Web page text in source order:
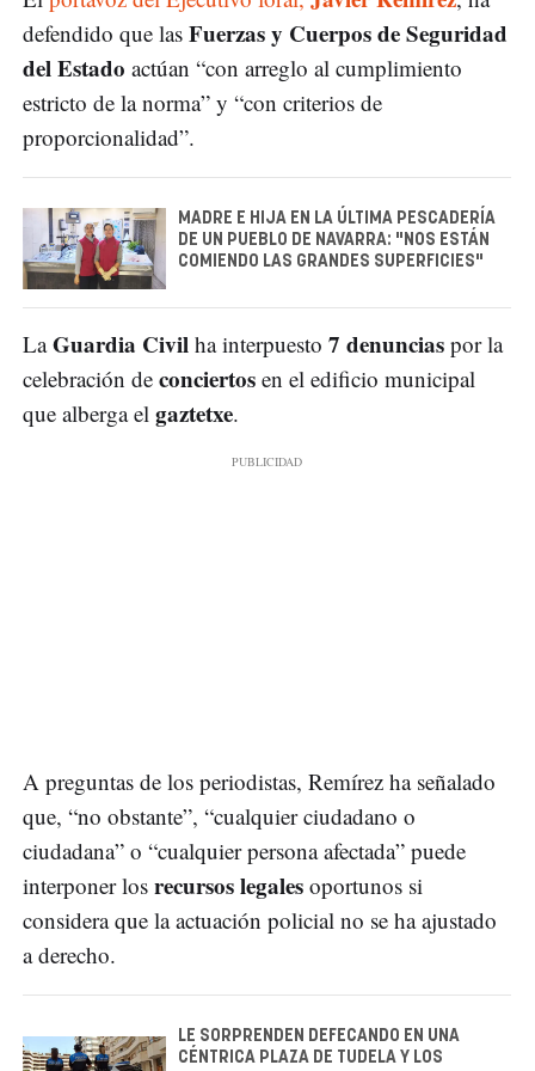
defendido que las Fuerzas y Cuerpos de Seguridad
del Estado actúan “con arreglo al cumplimiento
estricto de la norma” y “con criterios de
proporcionalidad”.
MADRE E HIJA EN LA ÚLTIMA PESCADERÍA
DE UN PUEBLO DE NAVARRA: "NOS ESTÁN
COMIENDO LAS GRANDES SUPERFICIES"
LaGuardia Civil ha interpuesto 7 denuncias por la
celebración de conciertos en el edificio municipal
que alberga el gaztetxe.
A preguntas de los periodistas, Remírez ha señalado
que, “no obstante”, “cualquier ciudadano o
ciudadana” o “cualquier persona afectada” puede
interponer los recursos legales oportunos si
considera que la actuación policial no se ha ajustado
a derecho.
LE SORPRENDEN DEFECANDO EN UNA
CÉNTRICA PLAZA DE TUDELA Y LOS